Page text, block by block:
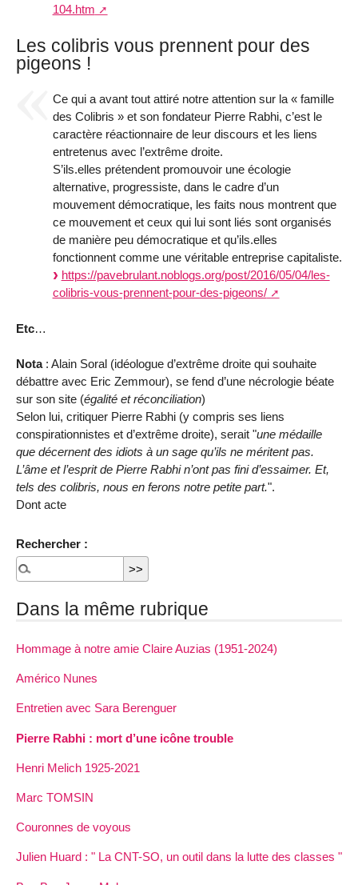
104.htm
Les colibris vous prennent pour des
pigeons !
Ce qui a avant tout attiré notre attention sur la « famille
des Colibris » et son fondateur Pierre Rabhi, c’est le
caractère réactionnaire de leur discours et les liens
entretenus avec l’extrême droite.
S’ils.elles prétendent promouvoir une écologie
alternative, progressiste, dans le cadre d’un
mouvement démocratique, les faits nous montrent que
ce mouvement et ceux qui lui sont liés sont organisés
de manière peu démocratique et qu’ils.elles
fonctionnent comme une véritable entreprise capitaliste.
https://pavebrulant.noblogs.org/post/2016/05/04/les-
colibris-vous-prennent-pour-des-pigeons/
Etc…
Nota: Alain Soral (idéologue d’extrême droite qui souhaite
débattre avec Eric Zemmour), se fend d’une nécrologie béate
sur son site (égalité et réconciliation)
Selon lui, critiquer Pierre Rabhi (y compris ses liens
conspirationnistes et d’extrême droite), serait "une médaille
que décernent des idiots à un sage qu’ils ne méritent pas.
L’âme et l’esprit de Pierre Rabhi n’ont pas fini d’essaimer. Et,
tels des colibris, nous en ferons notre petite part.".
Dont acte
Rechercher :
Dans la même rubrique
Hommage à notre amie Claire Auzias (1951-2024)
Américo Nunes
Entretien avec Sara Berenguer
Pierre Rabhi : mort d’une icône trouble
Henri Melich 1925-2021
Marc TOMSIN
Couronnes de voyous
Julien Huard : " La CNT-SO, un outil dans la lutte des classes "